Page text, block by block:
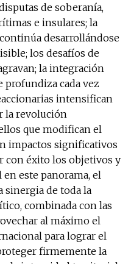
de soberanía,
e insulares; la
desarrollándose
los desafíos de
la integración
profundiza cada vez
intensifican
la revolución
que modifican el
impactos significativos
con éxito los objetivos y
este panorama, el
sinergia de toda la
combinada con las
al máximo el
para lograr el
firmemente la